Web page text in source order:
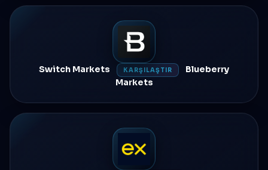
Switch Markets KARŞILAŞTIR
Blueberry
Markets